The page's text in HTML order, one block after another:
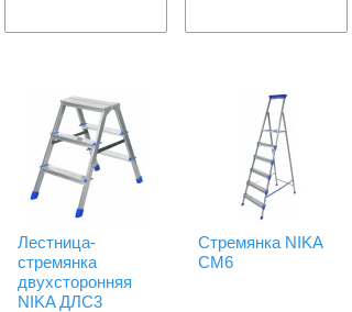
Лестница-
стремянка
двухсторонняя
NIKA ДЛС3
Стремянка NIKA
СМ6